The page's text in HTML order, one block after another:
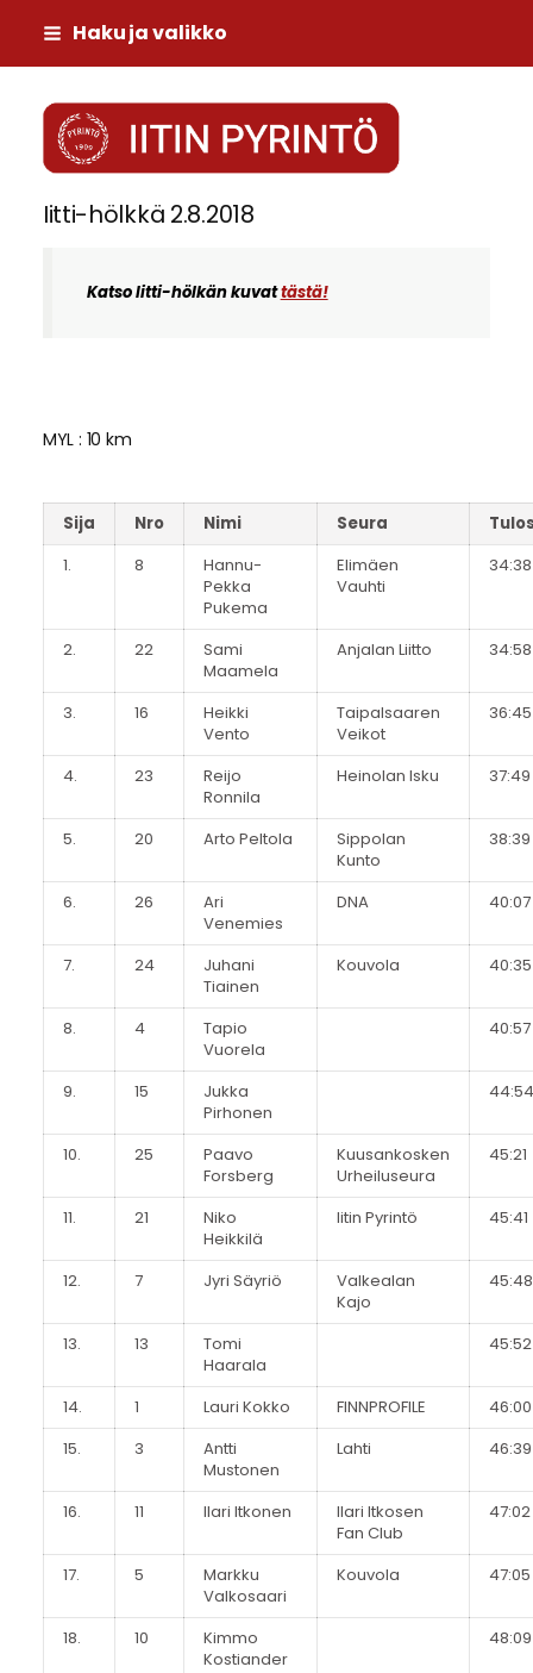
Siirry
sivun
sisältöön
Haku ja valikko
Iitin Pyrintö
Iitti-hölkkä 2.8.2018
Katso Iitti-hölkän kuvattästä!
MYL : 10 km
Sija Nro Nimi Seura
1.
8
Hannu-
Pekka
Pukema
Elimäen
Vauhti
34:38
2. 22
Sami
Maamela
Anjalan Liitto 34:58
3. 16
Heikki
Vento
Taipalsaaren
Veikot
36:45
4. 23
Reijo
Ronnila
Heinolan Isku 37:49
5. 20 Arto Peltola
Sippolan
Kunto
38:39
6. 26
Ari
Venemies
DNA 40:07
7. 24
Juhani
Tiainen
Kouvola 40:35
8. 4
Tapio
Vuorela
40:57
9. 15
Jukka
Pirhonen
44:54
10. 25
Paavo
Forsberg
Kuusankosken
Urheiluseura
45:21
11. 21
Niko
Heikkilä
Iitin Pyrintö 45:41
12. 7 Jyri Säyriö
Valkealan
Kajo
45:48
13. 13
Tomi
Haarala
45:52
14. 1 Lauri Kokko FINNPROFILE
46:00
15.
3
Antti
Mustonen
Lahti 46:39
16. 11 Ilari Itkonen
Ilari Itkosen
Fan Club
47:02
17. 5
Markku
Valkosaari
Kouvola 47:05
18. 10
Kimmo
Kostiander
48:09